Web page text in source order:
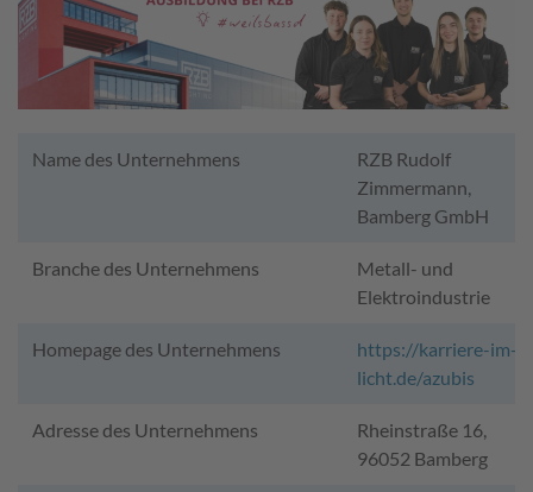
Name des Unternehmens
RZB Rudolf
Zimmermann,
Bamberg GmbH
Branche des Unternehmens
Metall- und
Elektroindustrie
Homepage des Unternehmens
https://karriere-im-
licht.de/azubis
Adresse des Unternehmens
Rheinstraße 16,
96052 Bamberg